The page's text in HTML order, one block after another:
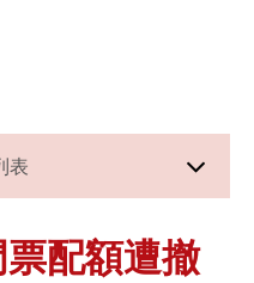
表
配額遭撤